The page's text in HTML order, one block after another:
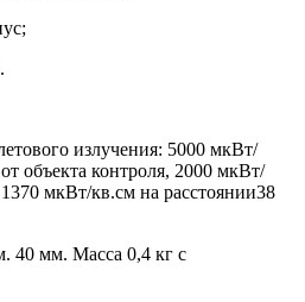
излучения: 5000 мкВт/
объекта контроля, 2000 мкВт/
мкВт/кв.см на расстоянии38
40 мм. Масса 0,4 кг с